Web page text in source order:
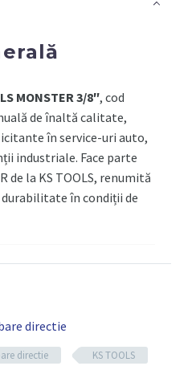
MONSTER 3/8″, cod
de înaltă calitate,
în service-uri auto,
industriale. Face parte
de la KS TOOLS, renumită
în condiții de
manual comutabil
3/8 inch (9,5 mm)
directie
directie
KS TOOLS